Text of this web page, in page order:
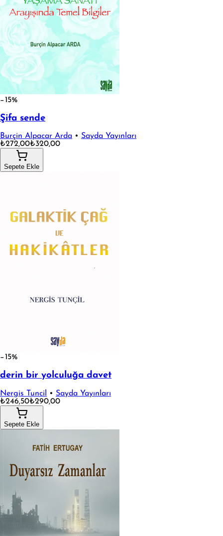
−15%
Şifa sende
Burçin Alpacar Arda • Sayda Yayınları
₺272,00₺320,00
Sepete Ekle
−15%
derin bir yolculuğa davet
Nergis Tuncil • Sayda Yayınları
₺246,50₺290,00
Sepete Ekle